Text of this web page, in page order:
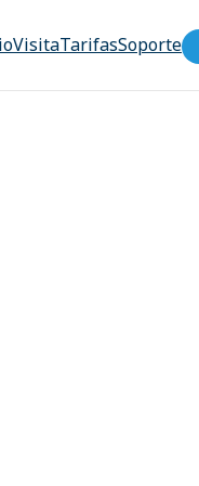
VisitaTarifasSoporte